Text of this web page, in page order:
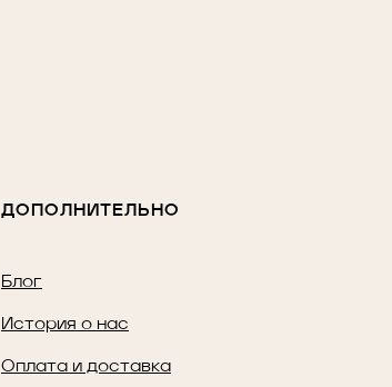
ДОПОЛНИТЕЛЬНО
Блог
История о нас
Оплата и доставка